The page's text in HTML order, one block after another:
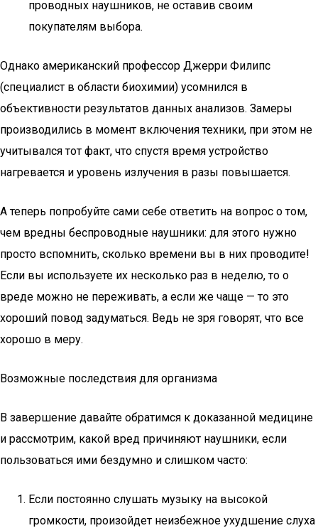
проводных наушников, не оставив своим
покупателям выбора.
Однако американский профессор Джерри Филипс
(специалист в области биохимии) усомнился в
объективности результатов данных анализов. Замеры
производились в момент включения техники, при этом не
учитывался тот факт, что спустя время устройство
нагревается и уровень излучения в разы повышается.
А теперь попробуйте сами себе ответить на вопрос о том,
чем вредны беспроводные наушники: для этого нужно
просто вспомнить, сколько времени вы в них проводите!
Если вы используете их несколько раз в неделю, то о
вреде можно не переживать, а если же чаще — то это
хороший повод задуматься. Ведь не зря говорят, что все
хорошо в меру.
Возможные последствия для организма
В завершение давайте обратимся к доказанной медицине
и рассмотрим, какой вред причиняют наушники, если
пользоваться ими бездумно и слишком часто:
Если постоянно слушать музыку на высокой
громкости, произойдет неизбежное ухудшение слуха